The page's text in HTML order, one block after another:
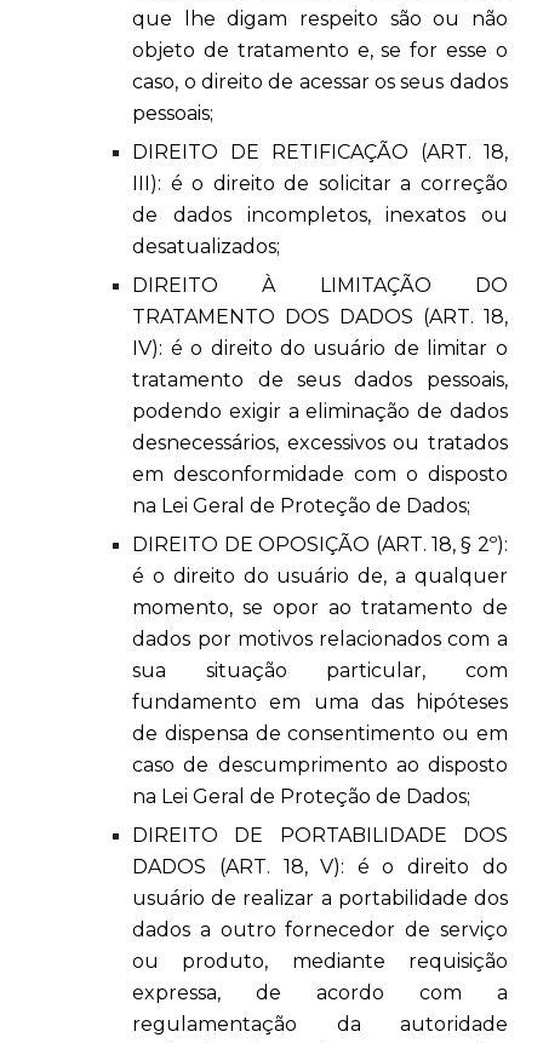
que lhe digam respeito são ou não
objeto de tratamento e, se for esse o
caso, o direito de acessar os seus dados
pessoais;
DIREITO DE RETIFICAÇÃO (ART. 18,
III): é o direito de solicitar a correção
de dados incompletos, inexatos ou
desatualizados;
DIREITO À LIMITAÇÃO DO
TRATAMENTO DOS DADOS (ART. 18,
IV): é o direito do usuário de limitar o
tratamento de seus dados pessoais,
podendo exigir a eliminação de dados
desnecessários, excessivos ou tratados
em desconformidade com o disposto
na Lei Geral de Proteção de Dados;
DIREITO DE OPOSIÇÃO (ART. 18, § 2º):
é o direito do usuário de, a qualquer
momento, se opor ao tratamento de
dados por motivos relacionados com a
sua situação particular, com
fundamento em uma das hipóteses
de dispensa de consentimento ou em
caso de descumprimento ao disposto
na Lei Geral de Proteção de Dados;
DIREITO DE PORTABILIDADE DOS
DADOS (ART. 18, V): é o direito do
usuário de realizar a portabilidade dos
dados a outro fornecedor de serviço
ou produto, mediante requisição
expressa, de acordo com a
regulamentação da autoridade